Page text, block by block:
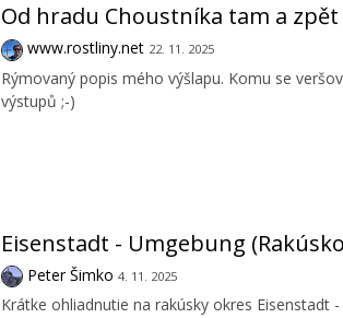
Od hradu Choustníka tam a zpět
www.rostliny.net 22. 11. 2025
Rýmovaný popis mého výšlapu. Komu se
výstupů ;-)
Eisenstadt - Umgebung
Peter Šimko 4. 11. 2025
Krátke ohliadnutie na rakúsky okres Eisenstadt